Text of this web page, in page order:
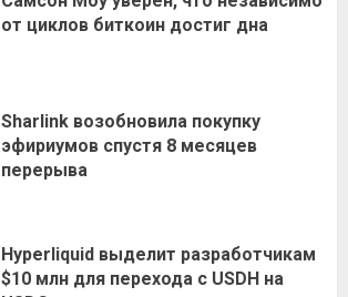
от циклов биткоин достиг дна
Sharlink возобновила покупку
эфириумов спустя 8 месяцев
перерыва
Hyperliquid выделит разработчикам
$10 млн для перехода с USDH на